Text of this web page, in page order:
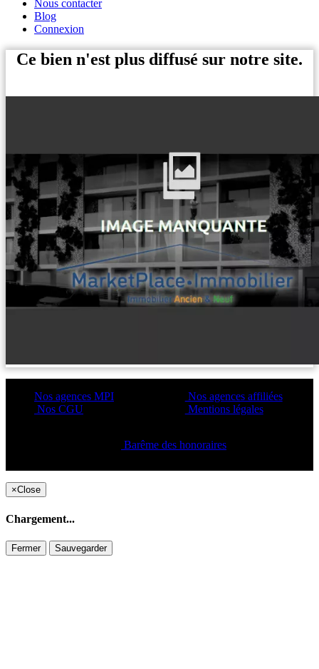
Nous contacter
Blog
Connexion
Ce bien n'est plus diffusé sur notre site.
Nos agences MPI
Nos CGU
Nos agences affiliées
Mentions légales
Barême des honoraires
×Close
Chargement...
Fermer Sauvegarder